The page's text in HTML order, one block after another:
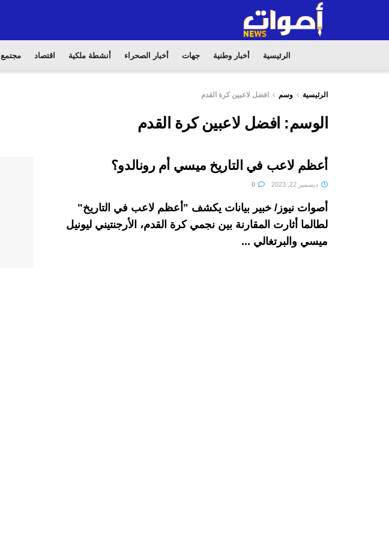
الرئيسية أخبار وطنية جهات أخبار الصحراء أنشطة ملكية اقتصاد مجتمع
الرئيسية وسم افضل لاعبين كرة القدم
الوسم: افضل لاعبين كرة القدم
أعظم لاعب في التاريخ ميسي أم رونالدو؟
ديسمبر 22, 2023
أصوات نيوز/ خبير بيانات يكشف "أعظم لاعب في التاريخ"
لطالما أثارت المقارنة بين نجمي كرة القدم، الأرجنتيني ليونيل
ميسي والبرتغالي ...